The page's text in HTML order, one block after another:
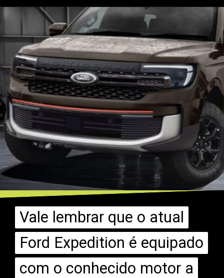
Opening https://mundofixa.com.br/para-impactar-nova-geracao-de-suv-da-ford-surge-de-forma-magistral/
Vale lembrar que o atual
Ford Expedition é equipado
com o conhecido motor a
Vale lembrar que o atual
Ford Expedition é equipado
com o conhecido motor a